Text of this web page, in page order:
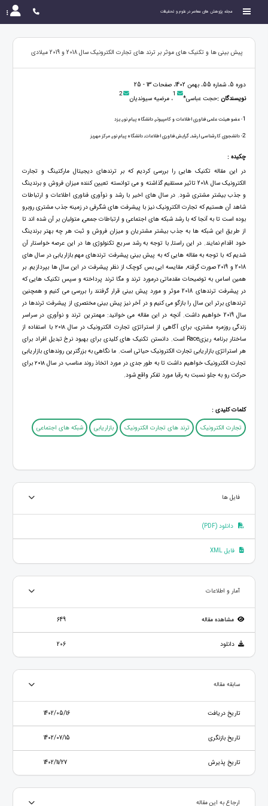
مجله پژوهش های معاصر در علوم و تحقیقات
پیش بینی ها و تکنیک های موثر بر ترند های تجارت الکترونیک سال 2018 و 2019 میلادی
دوره 5، شماره 55، بهمن 1402، صفحات 13 - 25
نویسندگان :حجت عباسی* 1، مرضیه سیوندیان 2
1- عضو هیئت علمی فناوری اطلاعات و کامپیوتر, دانشگاه پیام نور, یزد
2- دانشجوی کارشناسی ارشد, گرایش فناوری اطلاعات, دانشگاه پیام نور, مرکز مهریز
چکیده :
در این مقاله تکنیک هایی را بررسی کردیم که بر ترندهای دیجیتال مارکتینگ و تجارت
الکترونیک سال 2018 تاثیر مستقیم گذاشته و می توانسته تعیین کننده میزان فروش و برندینگ
و جذب بیشتر مشتری شود. در سال های اخیر با رشد و نوآوری فناوری اطلاعات و ارتباطات
شاهد آن هستیم که تجارت الکترونیک نیز با پیشرفت های شگرفی در زمینه جذب مشتری روبرو
بوده است تا به آنجا که با رشد شبکه های اجتماعی و ارتباطات جمعی, متولیان بر آن شده اند تا
از طریق این شبکه ها به جذب بیشتر مشتریان و میزان فروش و ثبت هر چه بهتر برندینگ
خود اقدام نمایند. در این راستا, با توجه به رشد سریع تکنولوژی ها در این عرصه خواستار آن
شدیم که با توجه به مقاله هایی که به پیش بینی پیشرفت ترندهای مهم بازاریابی در سال های
2018 و 2019 صورت گرفته, مقایسه ایی بس کوچک از نظر پیشرفت در این سال ها بپردازیم. بر
همین اساس به توضیحات مقدماتی درمورد ترند و مگا ترند پرداخته و سپس تکنیک هایی که
در پیشرفت ترندهای 2018 موثر و مورد پیش بینی قرار گرفتند را بررسی می کنیم و همچنین
ترندهای برتر این سال را بازگو می کنیم و در آخر نیز پیش بینی مختصری از پیشرفت ترندها در
سال 2019 خواهیم داشت. آنچه در این مقاله می خوانید: مهمترین ترند و نوآوری در سراسر
زندگی روزمره مشتری، برای آگاهی از استراتژی تجارت الکترونیک در سال ۲۰۱۸ با استفاده از
ساختار برنامه ریزیRace است. دانستن تکنیک های کلیدی برای بهبود نرخ تبدیل افراد برای
هر استراتژی بازاریابی تجارت الکترونیک حیاتی است. ما نگاهی به بزرگترین روندهای بازاریابی
تجارت الکترونیک خواهیم داشت تا به طور جدی در مورد اتخاذ روند مناسب در سال ۲۰۱۸ برای
حرکت رو به جلو نسبت به رقبا مورد تفکر واقع شود.
کلمات کلیدی :
تجارت الکترونیک
ترند های تجارت الکترونیک بازاریابی شبکه های اجتماعی
فایل ها
دانلود (PDF)
فایل XML
آمار و اطلاعات
مشاهده مقاله 649
دانلود 206
سابقه مقاله
تاریخ دریافت 1402/05/16
تاریخ بازنگری 1402/07/15
تاریخ پذیرش 1402/11/27
ارجاع به این مقاله